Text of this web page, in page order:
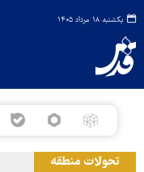
یکشنبه ۱۸ مرداد ۱۴۰۵
تحولات منطقه